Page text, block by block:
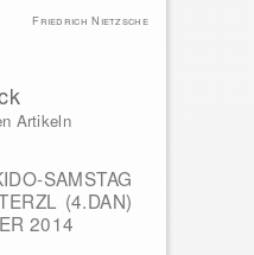
Friedrich Nietzsche
Artikeln
SAMSTAG
(4.DAN)
2014